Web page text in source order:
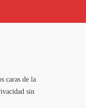
caras de la
sin